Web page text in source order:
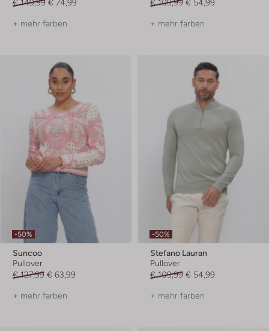
€ 149,99 € 74,99
+ mehr farben
€ 109,99 € 54,99
+ mehr farben
-50%
Suncoo
Pullover
€ 127,99 € 63,99
+ mehr farben
-50%
Stefano Lauran
Pullover
€ 109,99 € 54,99
+ mehr farben